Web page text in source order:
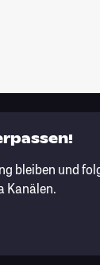
bleiben und
Kanälen.